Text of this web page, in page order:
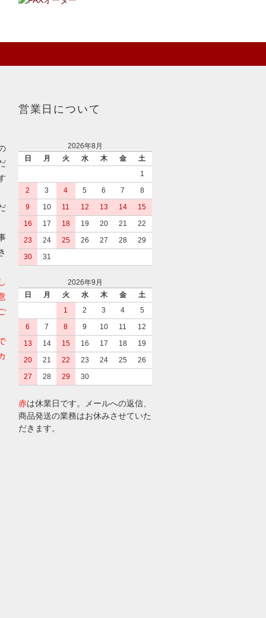
営業日について
2026年8月
日
月 火 水 木 金
土
1
2
3 4 5 6 7
8
9
10 11 12 13 14
15
16
17 18 19 20 21
22
23
24 25 26 27 28
29
30
31
2026年9月
日
月 火 水 木 金
土
1
2 3 4
5
6
7 8 9 10 11
12
13
14 15 16 17 18
19
20
21 22 23 24 25
26
27
28 29 30
赤は休業日です。メールへの返信、
商品発送の業務はお休みさせていた
だきます。